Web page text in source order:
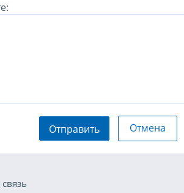
Отправить Отмена